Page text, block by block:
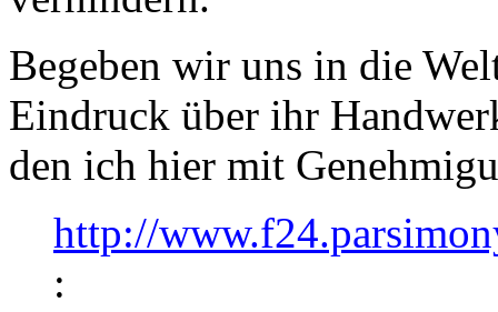
Begeben wir uns in die
Eindruck über ihr
den ich hier mit
http://
: